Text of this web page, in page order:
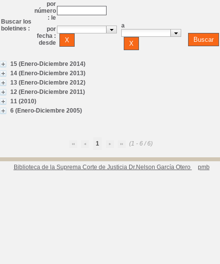
Buscar los
boletines :
por
número
: le
por
fecha :
desde
a
15 (Enero-Diciembre 2014)
14 (Enero-Diciembre 2013)
13 (Enero-Diciembre 2012)
12 (Enero-Diciembre 2011)
11 (2010)
6 (Enero-Diciembre 2005)
1 (1 - 6 / 6)
Biblioteca de la Suprema Corte de Justicia Dr.Nelson García Otero pmb